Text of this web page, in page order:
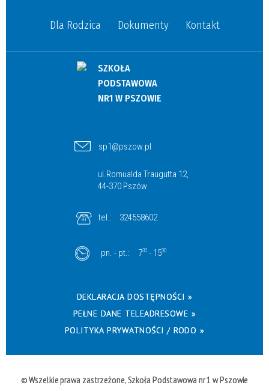
Dla Rodzica Dokumenty Kontakt
SZKOŁA
PODSTAWOWA
NR1 W PSZOWIE
sp1@pszow.pl
ul.Romualda Traugutta 12,
44-370 Pszów
tel.: 324558602
pn. - pt.: 730 - 1530
DEKLARACJA DOSTĘPNOŚCI »
PEŁNE DANE TELEADRESOWE »
POLITYKA PRYWATNOŚCI / RODO »
© Wszelkie prawa zastrzeżone, Szkoła Podstawowa nr 1 w Pszowie